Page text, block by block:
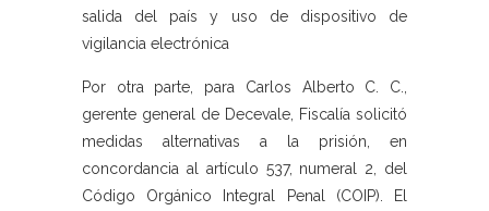
salida del país y uso de dispositivo de
vigilancia electrónica
Por otra parte, para Carlos Alberto C. C.,
gerente general de Decevale, Fiscalía solicitó
medidas alternativas a la prisión, en
concordancia al artículo 537, numeral 2, del
Código Orgánico Integral Penal (COIP). El